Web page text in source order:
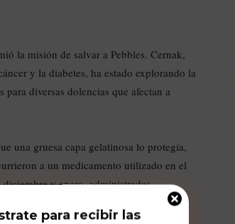
la misión de salvar a Pebbles. Cernak,
y la diabetes, ha estado explorando la
para diversas dolencias que afectan a
una gruesa capa gelatinosa lo protegía,
a un medicamento utilizado en el
y enero, administradas
aún inciertos debido a la lenta digestión
para recibir las